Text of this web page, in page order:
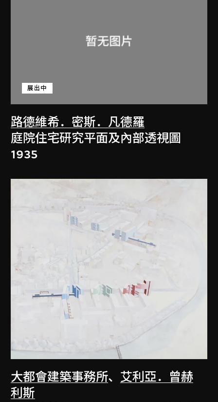
路德維希．密斯．凡德羅
展出中
庭院住宅研究平面及內部透視圖
1935
大都會建築事務所、 艾利亞．曾赫
利斯